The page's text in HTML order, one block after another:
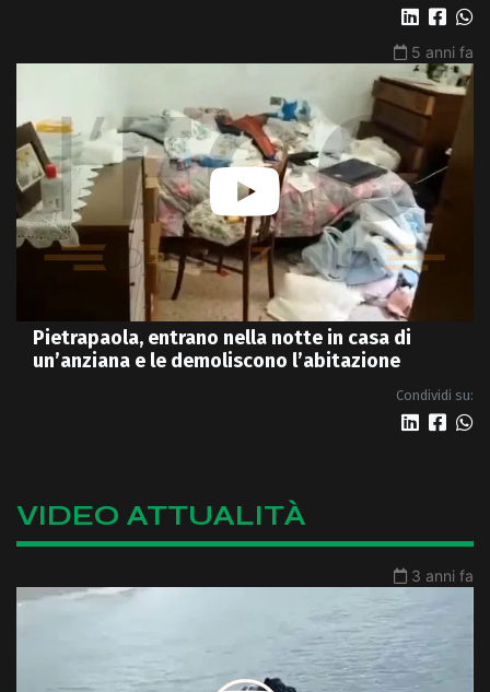
5 anni fa
Pietrapaola, entrano nella notte in casa di
un’anziana e le demoliscono l’abitazione
Condividi su:
VIDEO ATTUALITÀ
3 anni fa